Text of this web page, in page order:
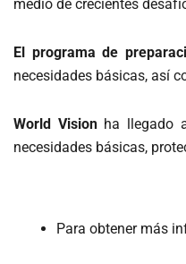
medio de crecientes
El programa de
necesidades básicas, así
World Visionha llegado
necesidades básicas,
Para obtener más